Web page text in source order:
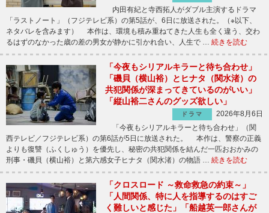
内田有紀と寺西拓人がダブル主演するドラマ
「ラストノート」（フジテレビ系）の第5話が、6日に放送された。（※以下、
ネタバレを含みます） 本作は、環境も積み重ねてきた人生も全く違う、交わ
るはずのなかった歳の差の男女が静かに引かれ合い、人生で … 続きを読む
「今夜もシリアルキラーと待ち合わせ」
「磯貝（横山裕）とヒナタ（関水渚）の
共犯関係が深まってきているのがいい」
「縦山裕二さんのグッズ欲しい」
ドラマ
2026年8月6日
「今夜もシリアルキラーと待ち合わせ」（関
西テレビ／フジテレビ系）の第6話が5日に放送された。 本作は、警察の正義
よりも復讐（ふくしゅう）を優先し、秘密の共犯関係を結んだ一匹おおかみの
刑事・磯貝（横山裕）と第六感女子ヒナタ（関水渚）の物語 … 続きを読む
「クロスロード ～救命救急の約束～」
「人間関係、特に人を指導するのはすご
く難しいと感じた」「船越英一郎さんが